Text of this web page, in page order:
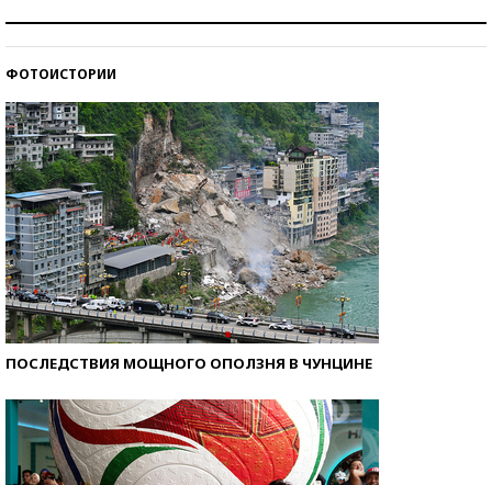
ФОТОИСТОРИИ
ПОСЛЕДСТВИЯ МОЩНОГО ОПОЛЗНЯ В ЧУНЦИНЕ